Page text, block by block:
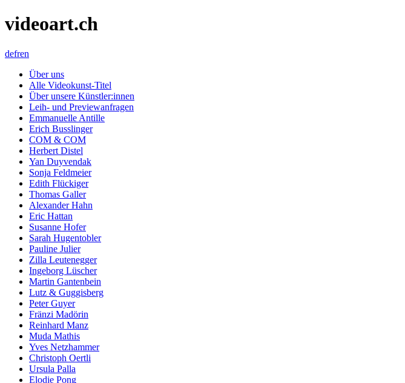
videoart.ch
defren
Über uns
Alle Videokunst-Titel
Über unsere Künstler:innen
Leih- und Previewanfragen
Emmanuelle Antille
Erich Busslinger
COM & COM
Herbert Distel
Yan Duyvendak
Sonja Feldmeier
Edith Flückiger
Thomas Galler
Alexander Hahn
Eric Hattan
Susanne Hofer
Sarah Hugentobler
Pauline Julier
Zilla Leutenegger
Ingeborg Lüscher
Martin Gantenbein
Lutz & Guggisberg
Peter Guyer
Fränzi Madörin
Reinhard Manz
Muda Mathis
Yves Netzhammer
Christoph Oertli
Ursula Palla
Elodie Pong